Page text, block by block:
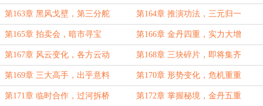
一脉
第163章 黑风戈壁，第三分舵 第164章 推演功法，三元归一
第165章 拍卖会，暗市寻宝 第166章 金丹四重，实力大增
第167章 风云变化，各方云动 第168章 三块碎片，即将集齐
第169章 三大高手，出乎意料 第170章 形势变化，危机重重
第171章 临时合作，过河拆桥 第172章 掌握秘境，金丹五重